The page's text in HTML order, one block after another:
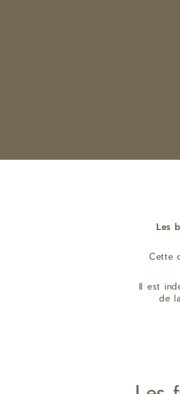
Les
Cette
Il est
de